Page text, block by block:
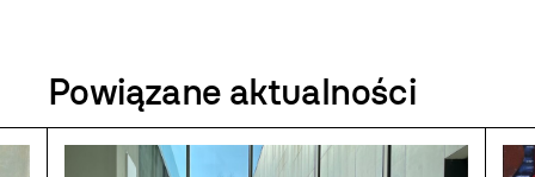
Powiązane aktualności